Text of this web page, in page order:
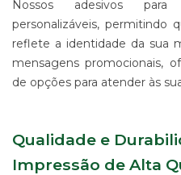
SUBLIMÁTICA
EM
TECIDO
IMPRESSÃO
DIGITAL
PARA
Nossos adesivos
personalizáveis, permitindo
reflete a identidade da sua
mensagens promocionais,
de opções para atender às
Qualidade e
Impressão de Alta